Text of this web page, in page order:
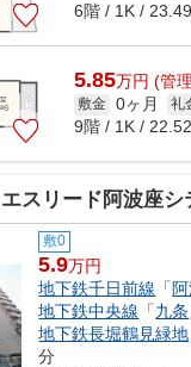
6階 / 1K /
5.85万円 (管
敷金 0ヶ月 礼
9階 / 1K /
エスリード阿波座シテ
敷0
5.9万円
地下鉄千日前線 「
地下鉄中央線 「九条
地下鉄長堀鶴見緑地
分